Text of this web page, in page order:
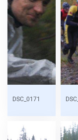
DSC_0171